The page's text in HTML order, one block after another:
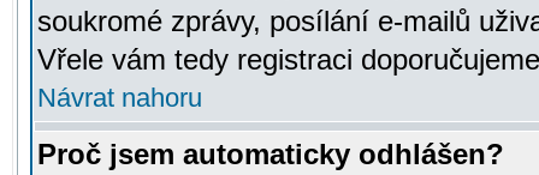
soukromé zprávy, posílání e-mailů
Vřele vám tedy registraci
Návrat nahoru
Proč jsem automaticky odhlášen?